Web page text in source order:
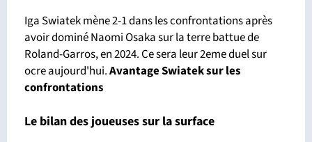
Iga Swiatek mène 2-1 dans les confrontations après
avoir dominé Naomi Osaka sur la terre battue de
Roland-Garros, en 2024. Ce sera leur 2eme duel sur
ocre aujourd'hui.Avantage Swiatek sur les
confrontations
Le bilan des joueuses sur la surface